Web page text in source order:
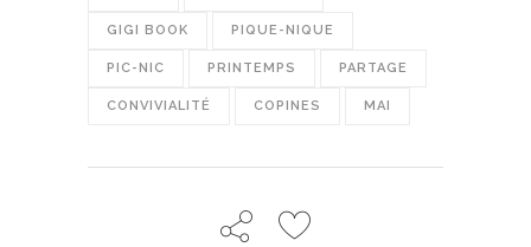
GIGI BOOK PIQUE-NIQUE
PIC-NIC PRINTEMPS PARTAGE
CONVIVIALITÉ COPINES MAI